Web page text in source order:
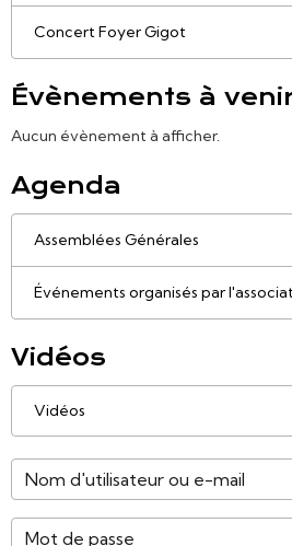
Concert Foyer Gigot
Évènements à
Aucun évènement à afficher.
Agenda
Assemblées Générales
Événements organisés par
Vidéos
Vidéos